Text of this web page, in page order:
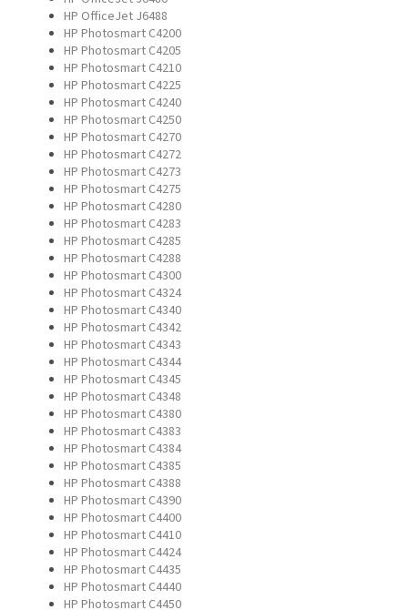
HP OfficeJet J6488
HP Photosmart C4200
HP Photosmart C4205
HP Photosmart C4210
HP Photosmart C4225
HP Photosmart C4240
HP Photosmart C4250
HP Photosmart C4270
HP Photosmart C4272
HP Photosmart C4273
HP Photosmart C4275
HP Photosmart C4280
HP Photosmart C4283
HP Photosmart C4285
HP Photosmart C4288
HP Photosmart C4300
HP Photosmart C4324
HP Photosmart C4340
HP Photosmart C4342
HP Photosmart C4343
HP Photosmart C4344
HP Photosmart C4345
HP Photosmart C4348
HP Photosmart C4380
HP Photosmart C4383
HP Photosmart C4384
HP Photosmart C4385
HP Photosmart C4388
HP Photosmart C4390
HP Photosmart C4400
HP Photosmart C4410
HP Photosmart C4424
HP Photosmart C4435
HP Photosmart C4440
HP Photosmart C4450